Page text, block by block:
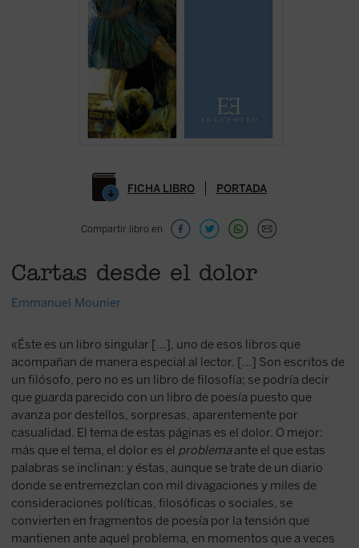
FICHA LIBRO PORTADA
Compartir libro en
Cartas desde el dolor
Emmanuel Mounier
«Éste es un libro singular [...], uno de esos libros que
acompañan de manera especial al lector. [...] Son escritos de
un filósofo, pero no es un libro de filosofía; se podría decir
que guarda parecido con un libro de poesía puesto que
avanza por destellos, sorpresas, aparentemente por
casualidad. El tema de estas páginas es el dolor. O mejor:
más que el tema, el dolor es el problemaante el que estas
palabras se inclinan: y éstas, aunque se trate de un diario
donde se entremezclan con mil divagaciones y miles de
consideraciones políticas, filosóficas o sociales, se
convierten en fragmentos de poesía por la tensión que
mantienen ante aquel problema, en momentos que a veces